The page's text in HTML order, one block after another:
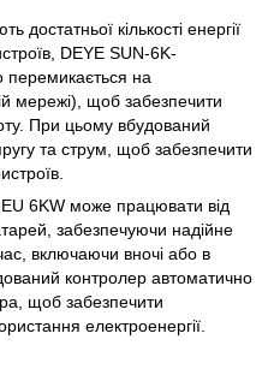
достатньої кількості енергії
DEYE SUN-6K-
перемикається на
мережі), щоб забезпечити
При цьому вбудований
та струм, щоб забезпечити
6KW може працювати від
забезпечуючи надійне
включаючи вночі або в
контролер автоматично
щоб забезпечити
електроенергії.